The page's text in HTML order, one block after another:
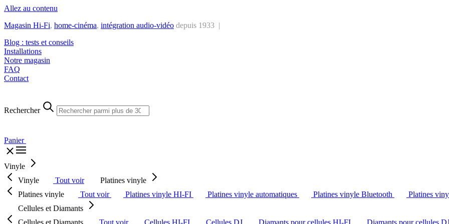
Allez au contenu
Magasin Hi-Fi, home-cinéma, intégration audio-vidéo depuis 1933 |
Blog : tests et conseils
Installations
Notre magasin
FAQ
Contact
Rechercher
Panier
Vinyle
Vinyle
Tout voir
Platines vinyle
Platines vinyle
Tout voir Platines vinyle HI-FI Platines vinyle automatiques Platines vinyle Bluetooth
Platines
Cellules et Diamants
Cellules et Diamants
Tout voir Cellules HI-FI Cellules DJ Diamants pour cellules HI-FI
Diamants pour cellules